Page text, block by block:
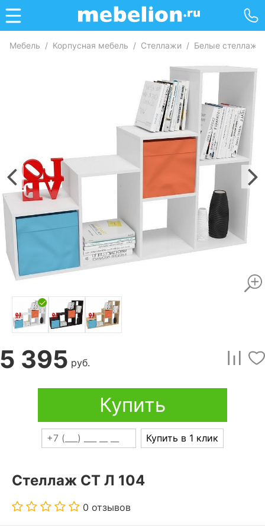
Мебель / Корпусная мебель / Стеллажи / Белые стеллажи
5 395 руб.
Купить
Купить в 1 клик
Стеллаж СТ Л 104
0 отзывов